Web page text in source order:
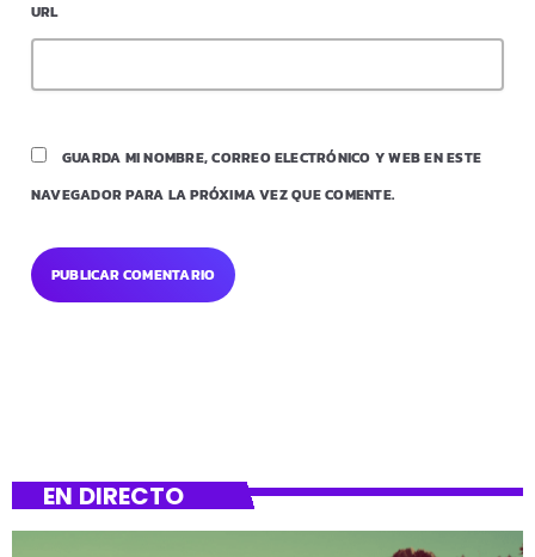
URL
GUARDA MI NOMBRE, CORREO ELECTRÓNICO Y WEB EN ESTE
NAVEGADOR PARA LA PRÓXIMA VEZ QUE COMENTE.
EN DIRECTO